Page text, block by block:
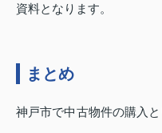
資料となります。
まとめ
神戸市で中古物件の購入